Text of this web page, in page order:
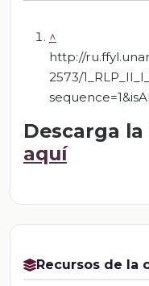
^
http://
2573/
Descarga
aquí
Recursos de la